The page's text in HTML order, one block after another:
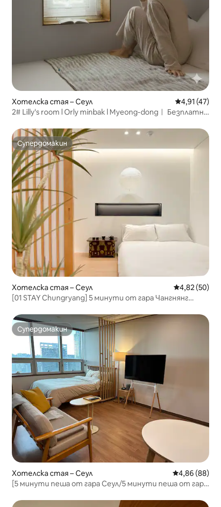
Хотелска стая – Сеул Средна
4,91 (47)
2# Lilly's room l Orly minbak l Myeong-dongㅣ Безплатно
Супердомакин
Супердомакин
Хотелска стая – Сеул Средна
4,82 (50)
[01 STAY Chungryang] 5 минути от гара Чангнянг
Якрьонг
Супердомакин
Супердомакин
Хотелска стая – Сеул Средна
4,86 (88)
[5 минути пеша от гара Сеул/5 минути пеша от гара
отстъпка за дългосрочен престой] Просторна и